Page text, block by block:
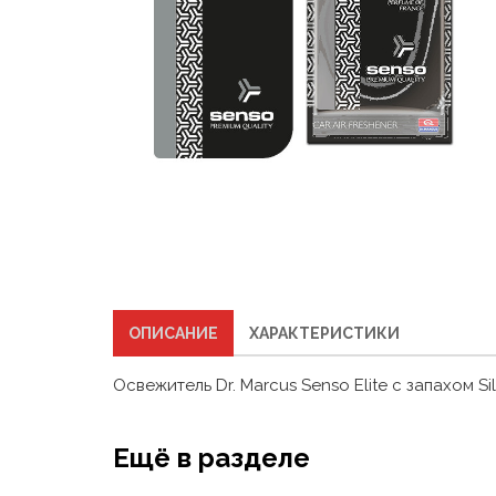
ОПИСАНИЕ ХАРАКТЕРИСТИКИ
Освежитель Dr. Marcus Senso Elite с запахом
Ещё в разделе